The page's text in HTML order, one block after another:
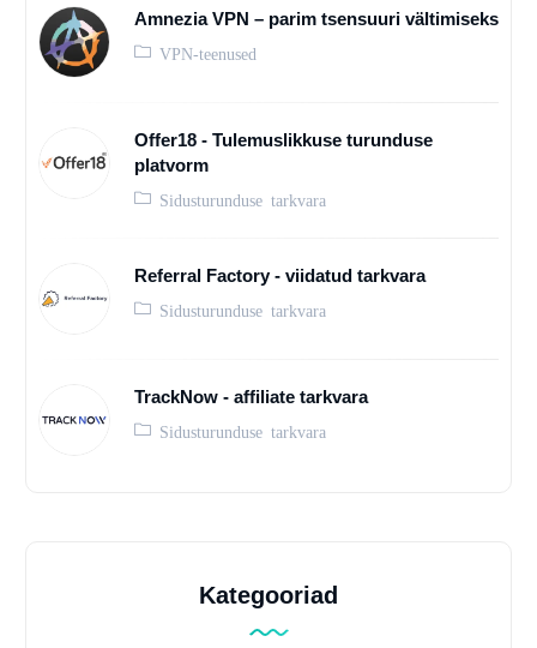
Amnezia VPN – parim tsensuuri vältimiseks
VPN-teenused
Offer18 - Tulemuslikkuse turunduse
platvorm
Sidusturunduse tarkvara
Referral Factory - viidatud tarkvara
Sidusturunduse tarkvara
TrackNow - affiliate tarkvara
Sidusturunduse tarkvara
Kategooriad